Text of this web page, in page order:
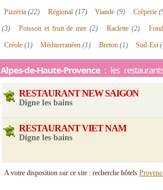
Pizzéria(22) Régional (17) Viande (9) Crêperie
(3)
Poisson et fruit de mer (2) Raclette (2)
Créole (1) Méditerranéen(1) Breton (1) Sud-Est
Alpes-de-Haute-Provence : les
RESTAURANT NEW SAIGON
Digne les bains
RESTAURANT VIET NAM
Digne les bains
A votre disposition sur ce site : recherche hôtels